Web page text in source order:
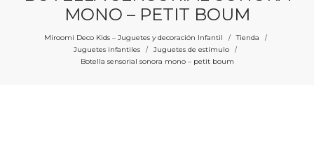
MONO – PETIT BOUM
Miroomi Deco Kids – Juguetes y decoración Infantil / Tienda /
Juguetes infantiles / Juguetes de estímulo /
Botella sensorial sonora mono – petit boum